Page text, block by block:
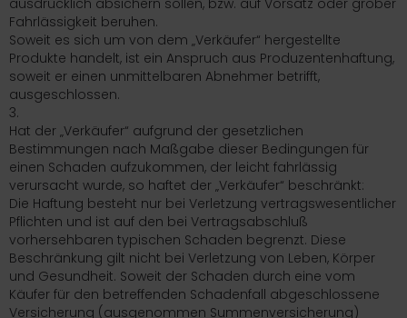
ausdrücklich absichern sollen, bzw. auf Vorsatz oder grober
Fahrlässigkeit beruhen.
Soweit es sich um von dem „Verkäufer“ hergestellte
Produkte handelt, ist ein Anspruch aus Produzentenhaftung,
soweit er einen unmittelbaren Abnehmer betrifft,
ausgeschlossen.
3.
Hat der „Verkäufer“ aufgrund der gesetzlichen
Bestimmungen nach Maßgabe dieser Bedingungen für
einen Schaden aufzukommen, der leicht fahrlässig
verursacht wurde, so haftet der „Verkäufer“ beschränkt:
Die Haftung besteht nur bei Verletzung vertragswesentlicher
Pflichten und ist auf den bei Vertragsabschluß
vorhersehbaren typischen Schaden begrenzt. Diese
Beschränkung gilt nicht bei Verletzung von Leben, Körper
und Gesundheit. Soweit der Schaden durch eine vom
Käufer für den betreffenden Schadenfall abgeschlossene
Versicherung (ausgenommen Summenversicherung)